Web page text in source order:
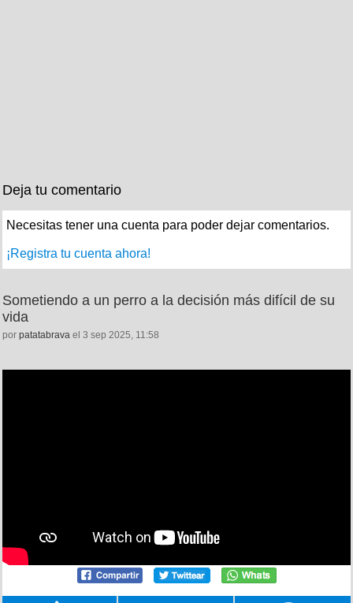
Deja tu comentario
Necesitas tener una cuenta para poder dejar comentarios.
¡Registra tu cuenta ahora!
Sometiendo a un perro a la decisión más difícil de su
vida
por patatabrava el 3 sep 2025, 11:58